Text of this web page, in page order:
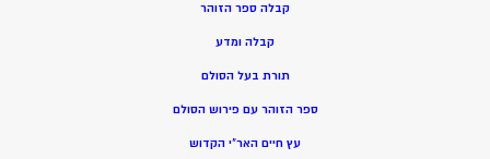
קבלה ספר הזוהר
קבלה ומדע
תורת בעל הסולם
ספר הזוהר עם פירוש הסולם
עץ חיים האר”י הקדוש